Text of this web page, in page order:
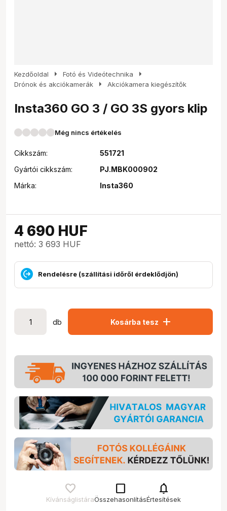
Kezdőoldal arrow_right Fotó és Videótechnika arrow_right
Drónok és akciókamerák arrow_right Akciókamera kiegészítők
Insta360 GO 3 / GO 3S gyors klip
Még nincs értékelés
Cikkszám:
551721
Gyártói cikkszám:
PJ.MBK000902
Márka:
Insta360
4 690 HUF
nettó: 3 693 HUF
Rendelésre (szállítási időről érdeklődjön)
db Kosárba tesz add
Kívánságlistára
check_box_outline_blank
Összehasonlítás
notifications
Értesítések